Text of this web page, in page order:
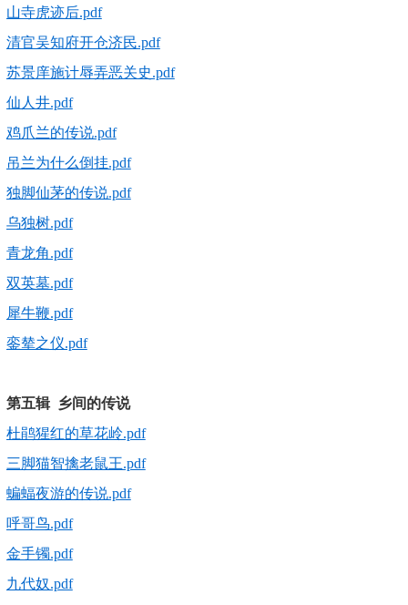
山寺虎迹后.pdf
清官吴知府开仓济民.pdf
苏景庠施计辱弄恶关史.pdf
仙人井.pdf
鸡爪兰的传说.pdf
吊兰为什么倒挂.pdf
独脚仙茅的传说.pdf
乌独树.pdf
青龙角.pdf
双英墓.pdf
犀牛鞭.pdf
銮辇之仪.pdf
第五辑 乡间的传说
杜鹃猩红的草花岭.pdf
三脚猫智擒老鼠王.pdf
蝙蝠夜游的传说.pdf
呼哥鸟.pdf
金手镯.pdf
九代奴.pdf